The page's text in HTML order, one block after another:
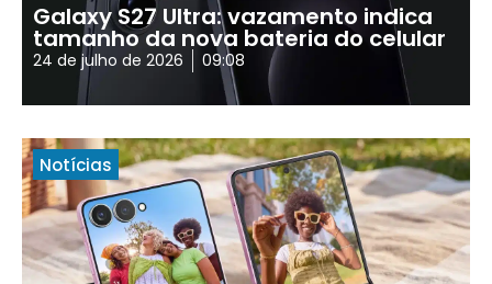
Galaxy S27 Ultra: vazamento indica
tamanho da nova bateria do celular
24 de julho de 2026 09:08
Notícias